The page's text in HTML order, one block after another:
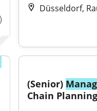
Düsseldorf,
(Senior)
Chain Planning